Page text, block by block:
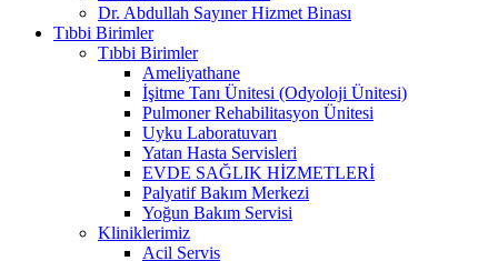
Dr. Abdullah Sayıner Hizmet Binası
Tıbbi Birimler
Tıbbi Birimler
Ameliyathane
İşitme Tanı Ünitesi (Odyoloji Ünitesi)
Pulmoner Rehabilitasyon Ünitesi
Uyku Laboratuvarı
Yatan Hasta Servisleri
EVDE SAĞLIK HİZMETLERİ
Palyatif Bakım Merkezi
Yoğun Bakım Servisi
Kliniklerimiz
Acil Servis